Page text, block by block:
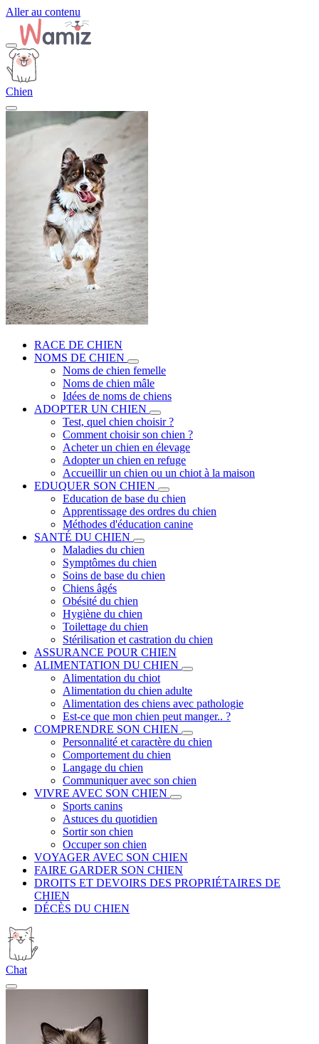
Aller au contenu
Chien
RACE DE CHIEN
NOMS DE CHIEN
Noms de chien femelle
Noms de chien mâle
Idées de noms de chiens
ADOPTER UN CHIEN
Test, quel chien choisir ?
Comment choisir son chien ?
Acheter un chien en élevage
Adopter un chien en refuge
Accueillir un chien ou un chiot à la maison
EDUQUER SON CHIEN
Education de base du chien
Apprentissage des ordres du chien
Méthodes d'éducation canine
SANTÉ DU CHIEN
Maladies du chien
Symptômes du chien
Soins de base du chien
Chiens âgés
Obésité du chien
Hygiène du chien
Toilettage du chien
Stérilisation et castration du chien
ASSURANCE POUR CHIEN
ALIMENTATION DU CHIEN
Alimentation du chiot
Alimentation du chien adulte
Alimentation des chiens avec pathologie
Est-ce que mon chien peut manger.. ?
COMPRENDRE SON CHIEN
Personnalité et caractère du chien
Comportement du chien
Langage du chien
Communiquer avec son chien
VIVRE AVEC SON CHIEN
Sports canins
Astuces du quotidien
Sortir son chien
Occuper son chien
VOYAGER AVEC SON CHIEN
FAIRE GARDER SON CHIEN
DROITS ET DEVOIRS DES PROPRIÉTAIRES DE
CHIEN
DÉCÈS DU CHIEN
Chat